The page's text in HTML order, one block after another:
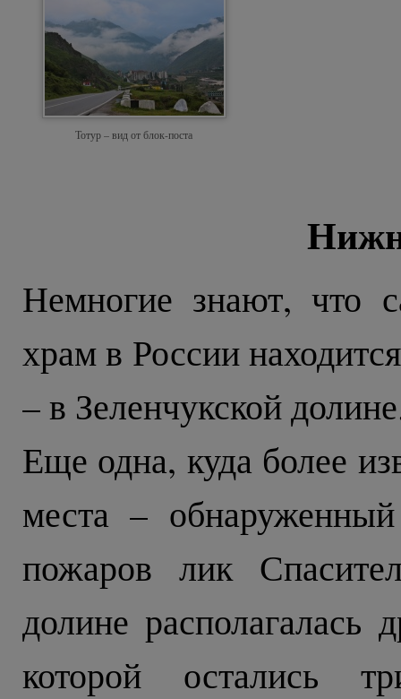
Тотур – вид от блок-поста
Немногие знают, что
храм в России
– в Зеленчукской
Еще одна, куда более
места –
пожаров лик
долине располагалась
которой остались